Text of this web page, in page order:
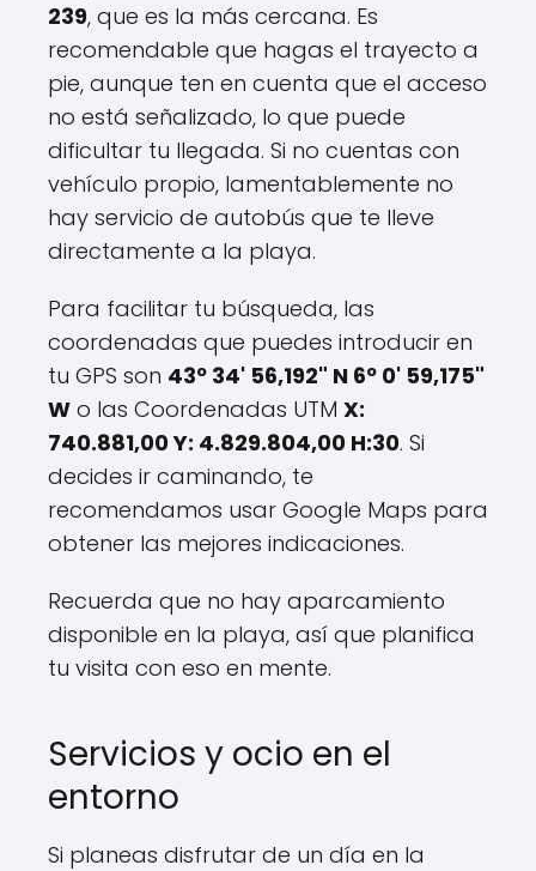
239, que es la más cercana. Es
recomendable que hagas el trayecto a
pie, aunque ten en cuenta que el acceso
no está señalizado, lo que puede
dificultar tu llegada. Si no cuentas con
vehículo propio, lamentablemente no
hay servicio de autobús que te lleve
directamente a la playa.
Para facilitar tu búsqueda, las
coordenadas que puedes introducir en
tu GPS son 43º 34' 56,192" N 6º 0' 59,175"
W o las Coordenadas UTM X:
740.881,00 Y: 4.829.804,00 H:30. Si
decides ir caminando, te
recomendamos usar Google Maps para
obtener las mejores indicaciones.
Recuerda que no hay aparcamiento
disponible en la playa, así que planifica
tu visita con eso en mente.
Servicios y ocio en el
entorno
Si planeas disfrutar de un día en la